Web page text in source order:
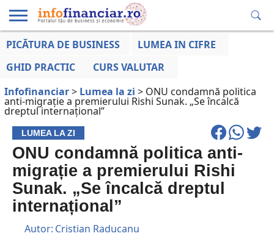
EDUCAȚIE
LA ZI
AFACERILOR
PICĂTURA DE BUSINESS
LUMEA IN CIFRE
GHID PRACTIC
CURS VALUTAR
Infofinanciar> Lumea la zi > ONU condamnă politica
anti-migrație a premierului Rishi Sunak. „Se încalcă
dreptul internațional”
LUMEA LA ZI
ONU condamnă politica anti-
migrație a premierului Rishi
Sunak. „Se încalcă dreptul
internațional”
Autor: Cristian Raducanu